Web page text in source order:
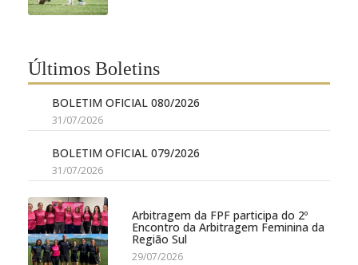
Últimos Boletins
BOLETIM OFICIAL 080/2026
31/07/2026
BOLETIM OFICIAL 079/2026
31/07/2026
Arbitragem da FPF participa do 2º
Encontro da Arbitragem Feminina da
Região Sul
29/07/2026